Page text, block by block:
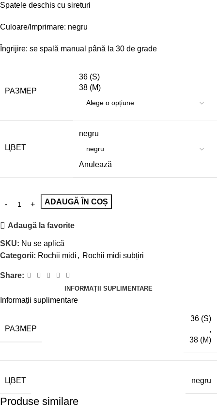
Spatele deschis cu sireturi
Culoare/Imprimare: negru
Îngrijire: se spală manual până la 30 de grade
РАЗМЕР
36 (S)
38 (M)
ЦВЕТ
negru
Anulează
ADAUGĂ ÎN COȘ
Adaugă la favorite
SKU: Nu se aplică
Categorii: Rochii midi , Rochii midi subțiri
Share:
INFORMAȚII SUPLIMENTARE
Informații suplimentare
РАЗМЕР
36 (S)
,
38 (M)
ЦВЕТ negru
Produse similare